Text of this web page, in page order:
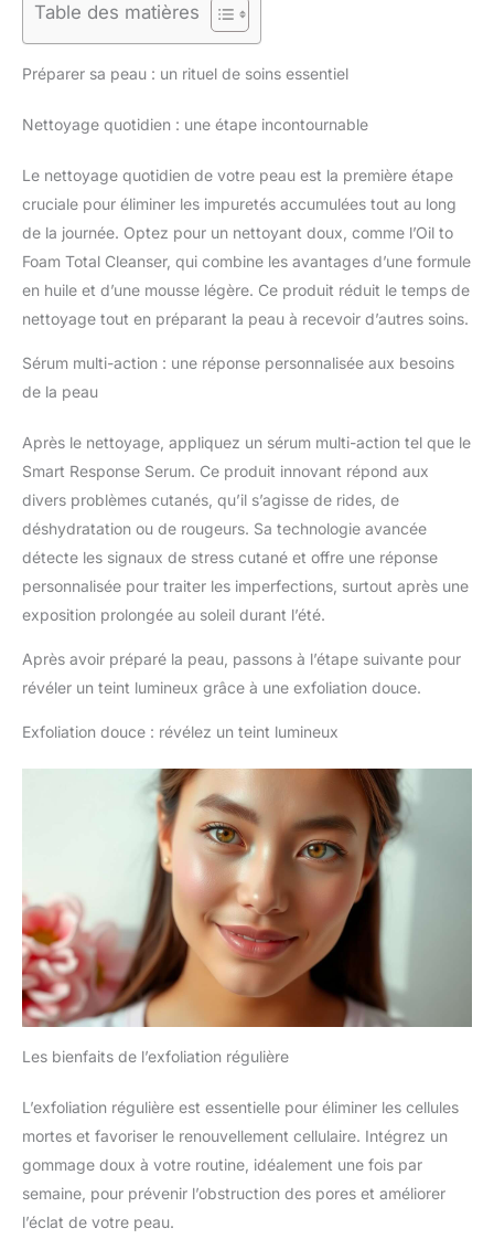
Table des matières
Préparer sa peau : un rituel de soins essentiel
Nettoyage quotidien : une étape incontournable
Le nettoyage quotidien de votre peau est la première étape
cruciale pour éliminer les impuretés accumulées tout au long
de la journée. Optez pour un nettoyant doux, comme l’Oil to
Foam Total Cleanser, qui combine les avantages d’une formule
en huile et d’une mousse légère. Ce produit réduit le temps de
nettoyage tout en préparant la peau à recevoir d’autres soins.
Sérum multi-action : une réponse personnalisée aux besoins
de la peau
Après le nettoyage, appliquez un sérum multi-action tel que le
Smart Response Serum. Ce produit innovant répond aux
divers problèmes cutanés, qu’il s’agisse de rides, de
déshydratation ou de rougeurs. Sa technologie avancée
détecte les signaux de stress cutané et offre une réponse
personnalisée pour traiter les imperfections, surtout après une
exposition prolongée au soleil durant l’été.
Après avoir préparé la peau, passons à l’étape suivante pour
révéler un teint lumineux grâce à une exfoliation douce.
Exfoliation douce : révélez un teint lumineux
Les bienfaits de l’exfoliation régulière
L’exfoliation régulière est essentielle pour éliminer les cellules
mortes et favoriser le renouvellement cellulaire. Intégrez un
gommage doux à votre routine, idéalement une fois par
semaine, pour prévenir l’obstruction des pores et améliorer
l’éclat de votre peau.